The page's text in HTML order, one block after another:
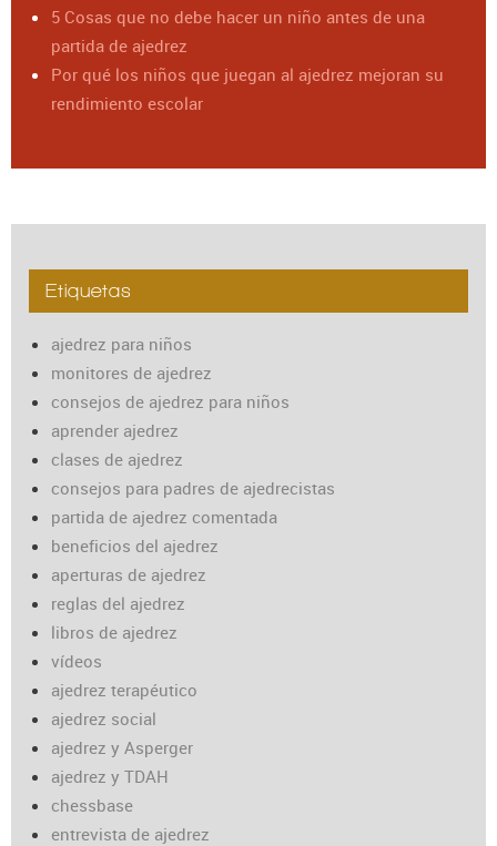
5 Cosas que no debe hacer un niño antes de una
partida de ajedrez
Por qué los niños que juegan al ajedrez mejoran su
rendimiento escolar
Etiquetas
ajedrez para niños
monitores de ajedrez
consejos de ajedrez para niños
aprender ajedrez
clases de ajedrez
consejos para padres de ajedrecistas
partida de ajedrez comentada
beneficios del ajedrez
aperturas de ajedrez
reglas del ajedrez
libros de ajedrez
vídeos
ajedrez terapéutico
ajedrez social
ajedrez y Asperger
ajedrez y TDAH
chessbase
entrevista de ajedrez